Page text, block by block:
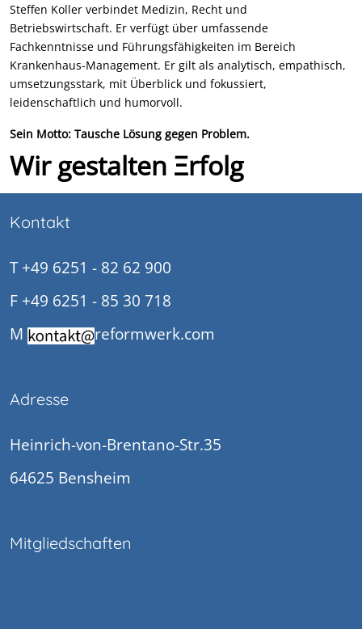
Steffen Koller verbindet Medizin, Recht und
Betriebswirtschaft. Er verfügt über umfassende
Fachkenntnisse und Führungsfähigkeiten im Bereich
Krankenhaus-Management. Er gilt als analytisch, empathisch,
umsetzungsstark, mit Überblick und fokussiert,
leidenschaftlich und humorvoll.
Sein Motto: Tausche Lösung gegen Problem.
Wir gestalten Ξrfolg
Kontakt
T +49 6251 - 82 62 900
F +49 6251 - 85 30 718
M
reformwerk.com
Adresse
Heinrich-von-Brentano-Str.35
64625 Bensheim
Mitgliedschaften